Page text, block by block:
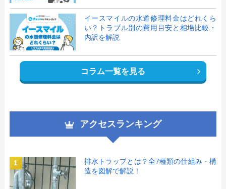
イースマイルの水道修理料金はどれくら
い？トラブル別の費用目安と相場比較・
内訳を解説
コラム一覧を見る
アクセスランキング
1
排水トラップとは？全7種類の仕組み・構
造を図解で解説！